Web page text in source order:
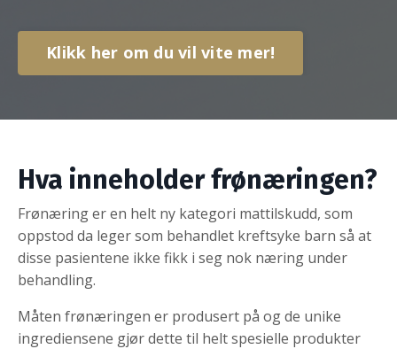
Klikk her om du vil vite mer!
Hva inneholder frønæringen?
Frønæring er en helt ny kategori mattilskudd, som
oppstod da leger som behandlet kreftsyke barn så at
disse pasientene ikke fikk i seg nok næring under
behandling.
Måten frønæringen er produsert på og de unike
ingrediensene gjør dette til helt spesielle produkter